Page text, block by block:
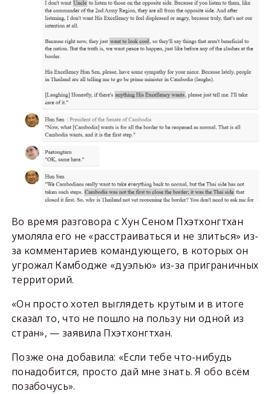
Во время разговора с Хун Сеном Пхэтхонгтхан
умоляла его не «расстраиваться и не злиться» из-
за комментариев командующего, в которых он
угрожал Камбодже «дуэлью» из-за приграничных
территорий.
«Он просто хотел выглядеть крутым и в итоге
сказал то, что не пошло на пользу ни одной из
стран», — заявила Пхэтхонгтхан.
Позже она добавила: «Если тебе что-нибудь
понадобится, просто дай мне знать. Я обо всём
позабочусь».